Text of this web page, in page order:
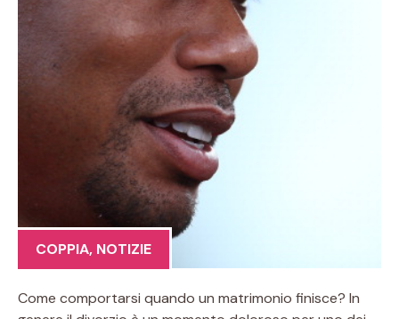
COPPIA, NOTIZIE
Come comportarsi quando un matrimonio finisce? In